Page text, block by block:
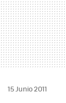
15 Junio 2011